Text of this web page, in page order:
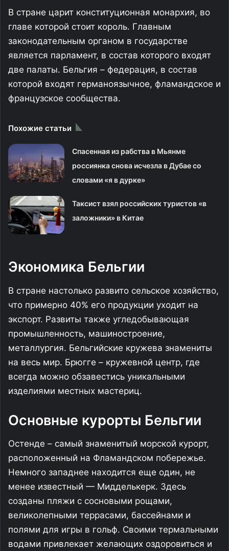
В стране царит конституционная монархия, во
главе которой стоит король. Главным
законодательным органом в государстве
является парламент, в состав которого входят
две палаты. Бельгия – федерация, в состав
которой входят германоязычное, фламандское и
французское сообщества.
Похожие статьи
Спасенная из рабства в Мьянме
россиянка снова исчезла в Дубае со
словами «я в дурке»
Таксист взял российских туристов «в
заложники» в Китае
Экономика Бельгии
В стране настолько развито сельское хозяйство,
что примерно 40% его продукции уходит на
экспорт. Развиты также угледобывающая
промышленность, машиностроение,
металлургия. Бельгийские кружева знамениты
на весь мир. Брюгге – кружевной центр, где
всегда можно обзавестись уникальными
изделиями местных мастериц.
Основные курорты Бельгии
Остенде – самый знаменитый морской курорт,
расположенный на Фламандском побережье.
Немного западнее находится еще один, не
менее известный — Мидделькерк. Здесь
созданы пляжи с сосновыми рощами,
великолепными террасами, бассейнами и
полями для игры в гольф. Своими термальными
водами привлекает желающих оздоровиться и